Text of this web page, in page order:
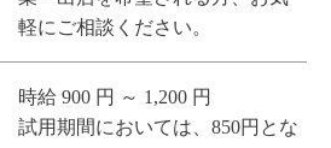
軽にご相談ください。
時給 900 円 ～ 1,200 円
試用期間においては、850円とな